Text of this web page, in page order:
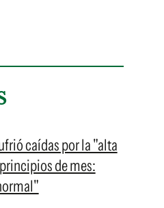
caídas por la "alta
de mes: